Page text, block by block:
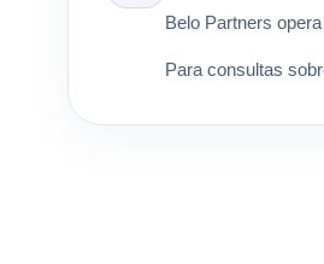
Belo Partners
Para consultas